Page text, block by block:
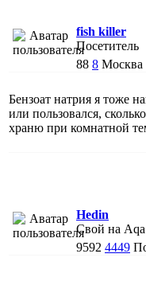
fish killer
Посетитель
88 8 Москва
Бензоат натрия я тоже
или пользовался,
храню при комнатной
Hedin
Свой на
9592 4449